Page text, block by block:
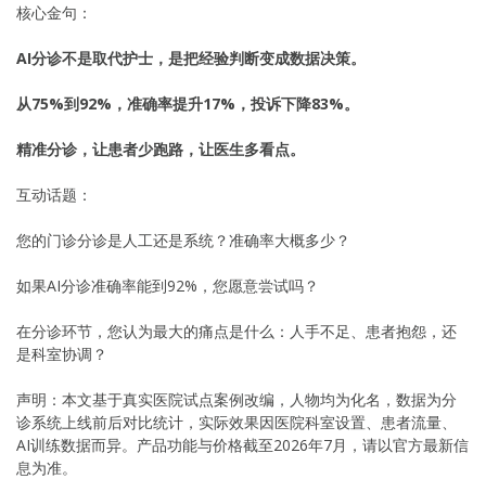
核心金句：
AI分诊不是取代护士，是把经验判断变成数据决策。
从75%到92%，准确率提升17%，投诉下降83%。
精准分诊，让患者少跑路，让医生多看点。
互动话题：
您的门诊分诊是人工还是系统？准确率大概多少？
如果AI分诊准确率能到92%，您愿意尝试吗？
在分诊环节，您认为最大的痛点是什么：人手不足、患者抱怨，还
是科室协调？
声明：本文基于真实医院试点案例改编，人物均为化名，数据为分
诊系统上线前后对比统计，实际效果因医院科室设置、患者流量、
AI训练数据而异。产品功能与价格截至2026年7月，请以官方最新信
息为准。